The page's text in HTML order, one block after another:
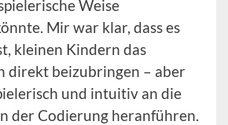
Weise
Mir war klar, dass es
kleinen Kindern das
direkt beizubringen – aber
und intuitiv an die
der Codierung heranführen.